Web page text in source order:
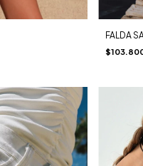
FALDA